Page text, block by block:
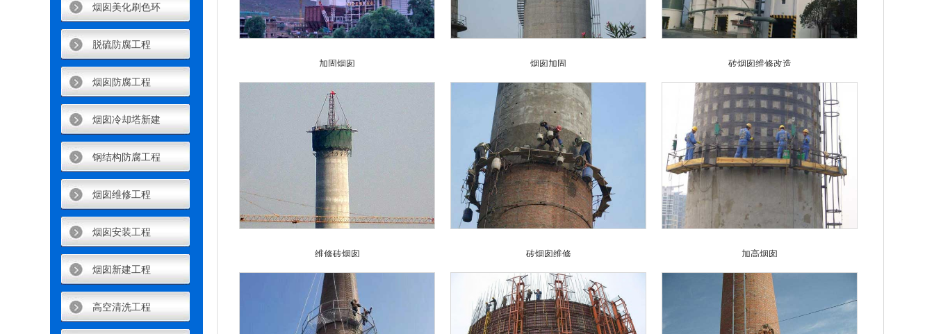
烟囱美化刷色环
脱硫防腐工程
烟囱防腐工程
烟囱冷却塔新建
钢结构防腐工程
烟囱维修工程
烟囱安装工程
烟囱新建工程
高空清洗工程
加固烟囱 烟囱加固 砖烟囱维修改造
维修砖烟囱 砖烟囱维修 加高烟囱